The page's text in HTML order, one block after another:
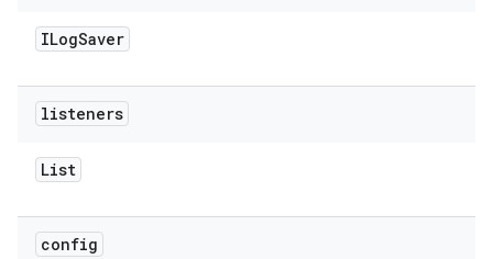
ILogSaver
listeners
List
config